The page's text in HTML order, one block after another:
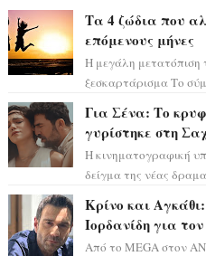
Τα 4 ζώδια που
επόμενους μήνες
Η μεγάλη μετατόπιση
ξεσκαρτάρισμα Το
Για Σένα: Το
γυρίστηκε στη
Η κινηματογραφική
δείγμα της νέας
Κρίνο και
Ιορδανίδη για
Από το MEGA στον